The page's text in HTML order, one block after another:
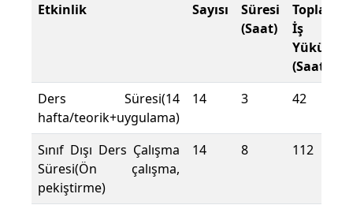
Etkinlik
Sayısı
Süresi
(Saat)
Toplam
İş
Yükü
(Saat)
Ders Süresi(14
hafta/teorik+uygulama)
14 3 42
Sınıf Dışı Ders Çalışma
Süresi(Ön çalışma,
pekiştirme)
14 8 112